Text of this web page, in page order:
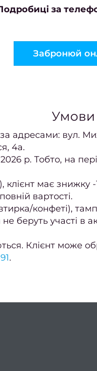
за
Забронюй
Умови
адресами: вул.
4а.
р. Тобто, на
має знижку
вартості.
конфеті),
беруть участі в
Клієнт може
.